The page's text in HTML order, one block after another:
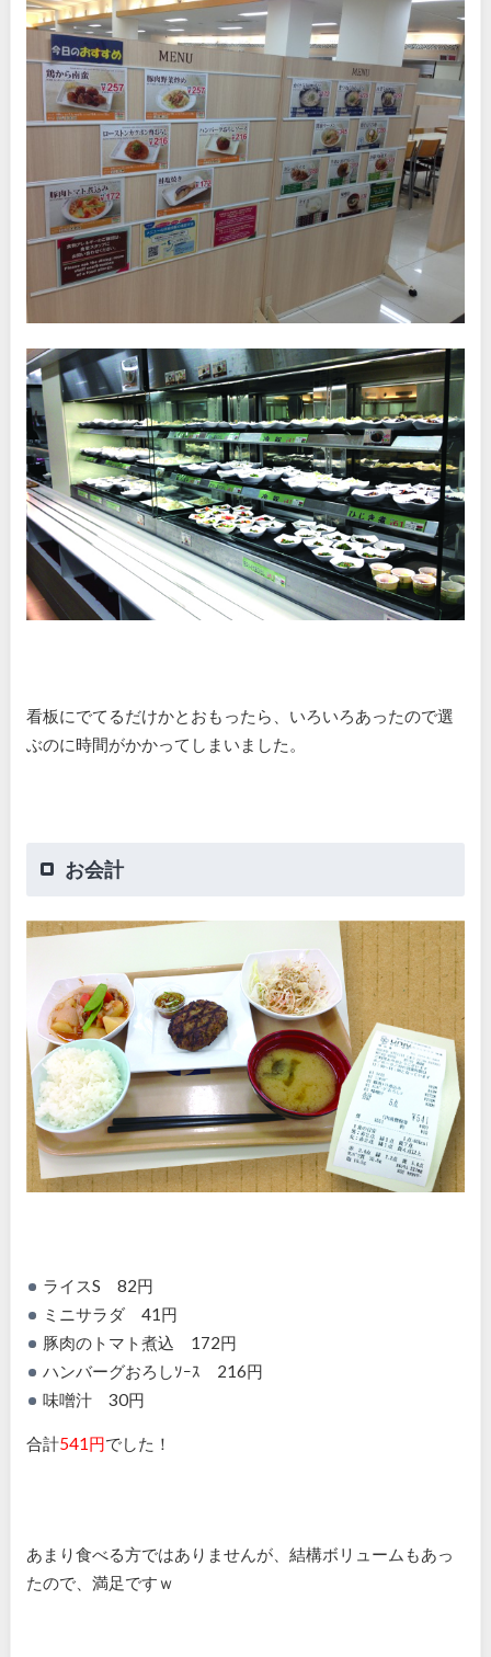
看板にでてるだけかとおもったら、いろいろあったので選
ぶのに時間がかかってしまいました。
お会計
ライスS 82円
ミニサラダ 41円
豚肉のトマト煮込 172円
ハンバーグおろしｿｰｽ 216円
味噌汁 30円
合計541円でした！
あまり食べる方ではありませんが、結構ボリュームもあっ
たので、満足ですｗ